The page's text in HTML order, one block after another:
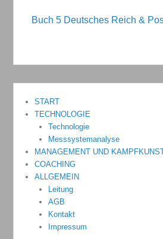
Buch 5 Deutsches Reich &
START
TECHNOLOGIE
Technologie
Messsystemanalyse
MANAGEMENT UND
COACHING
ALLGEMEIN
Leitung
AGB
Kontakt
Impressum